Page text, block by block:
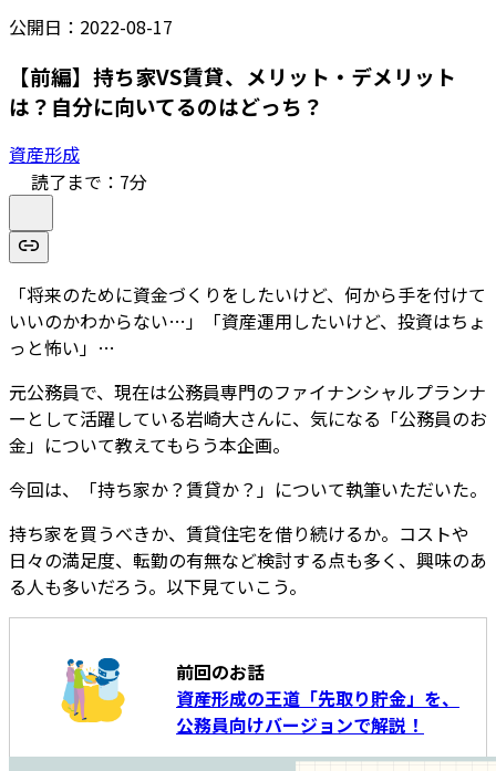
公開日： 2022-08-17
【前編】持ち家VS賃貸、メリット・デメリット
は？自分に向いてるのはどっち？
資産形成
読了まで： 7分
「将来のために資金づくりをしたいけど、何から手を付けて
いいのかわからない…」「資産運用したいけど、投資はちょ
っと怖い」…
元公務員で、現在は公務員専門のファイナンシャルプランナ
ーとして活躍している岩崎大さんに、気になる「公務員のお
金」について教えてもらう本企画。
今回は、「持ち家か？賃貸か？」について執筆いただいた。
持ち家を買うべきか、賃貸住宅を借り続けるか。コストや
日々の満足度、転勤の有無など検討する点も多く、興味のあ
る人も多いだろう。以下見ていこう。
前回のお話
資産形成の王道「先取り貯金」を、
公務員向けバージョンで解説！